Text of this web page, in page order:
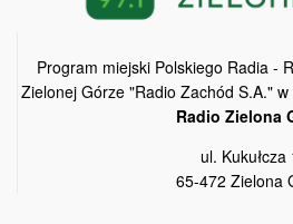
Program miejski Polskiego Radia -
Zielonej Górze "Radio Zachód S.A."
Radio Zielona
ul. Kukułcza
65-472 Zielona